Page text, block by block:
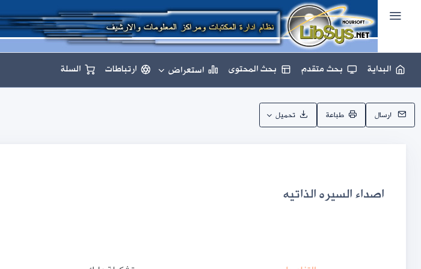
البداية بحث متقدم بحث المحتوى استعراض ارتباطات السلة
ارسال طباعة تحميل
اصداء السيره الذاتيه